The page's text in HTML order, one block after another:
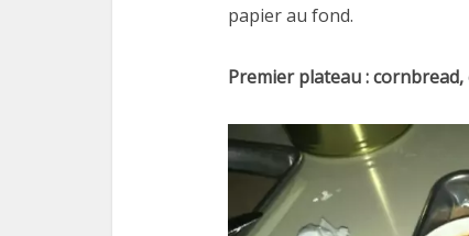
papier au fond.
Premier plateau :